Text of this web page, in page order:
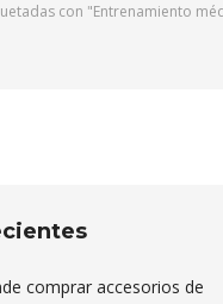
con "Entrenamiento
comprar accesorios de